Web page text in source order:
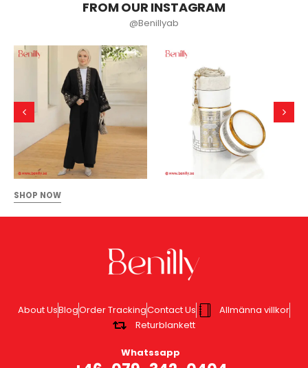
FROM OUR INSTAGRAM
@Benillyab
SHOP NOW
About UsBlogOrder TrackingContact Us
Allmänna villkor
Returblankett
Whatssapp